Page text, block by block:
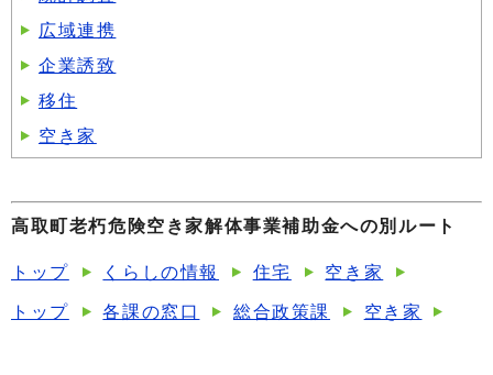
広域連携
企業誘致
移住
空き家
高取町老朽危険空き家解体事業補助金への別ルート
トップ
くらしの情報 住宅
空き家
トップ
各課の窓口 総合政策課 空き家